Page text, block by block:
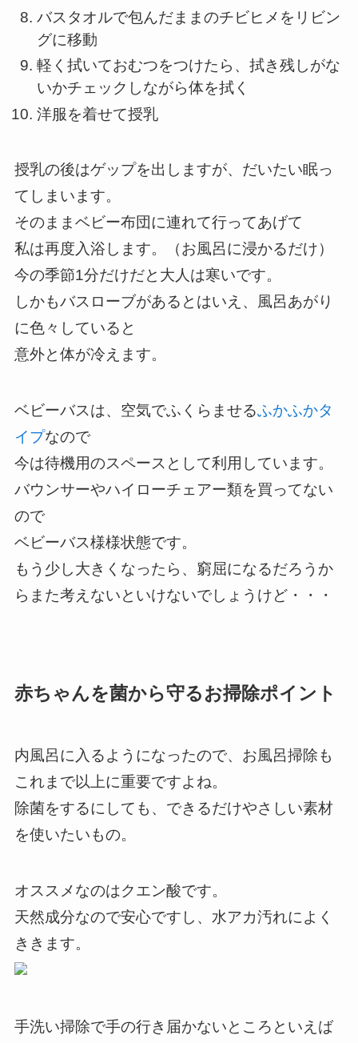
バスタオルで包んだままのチビヒメをリビン
グに移動
軽く拭いておむつをつけたら、拭き残しがな
いかチェックしながら体を拭く
洋服を着せて授乳
授乳の後はゲップを出しますが、だいたい眠っ
てしまいます。
そのままベビー布団に連れて行ってあげて
私は再度入浴します。（お風呂に浸かるだけ）
今の季節1分だけだと大人は寒いです。
しかもバスローブがあるとはいえ、風呂あがり
に色々していると
意外と体が冷えます。
ベビーバスは、空気でふくらませるふかふかタ
イプなので
今は待機用のスペースとして利用しています。
バウンサーやハイローチェアー類を買ってない
ので
ベビーバス様様状態です。
もう少し大きくなったら、窮屈になるだろうか
らまた考えないといけないでしょうけど・・・
赤ちゃんを菌から守るお掃除ポイント
内風呂に入るようになったので、お風呂掃除も
これまで以上に重要ですよね。
除菌をするにしても、できるだけやさしい素材
を使いたいもの。
オススメなのはクエン酸です。
天然成分なので安心ですし、水アカ汚れによく
ききます。
手洗い掃除で手の行き届かないところといえば